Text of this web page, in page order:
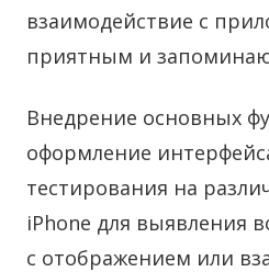
взаимодействие с
приятным и
Внедрение основных
оформление
тестирования на
iPhone для выявления
с отображением или